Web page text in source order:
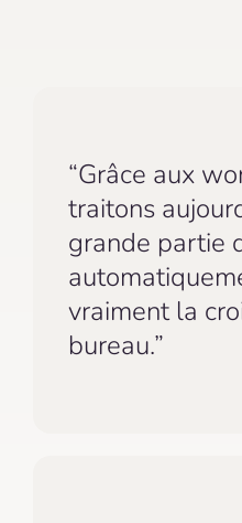
“Grâce aux
traitons
grande partie
vraiment la
bureau.”